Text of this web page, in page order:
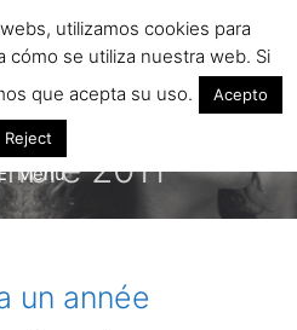
Menú 2011
un année
utilizamos cookies para
cómo se utiliza nuestra web. Si
que acepta su uso.
Acepto
Reject